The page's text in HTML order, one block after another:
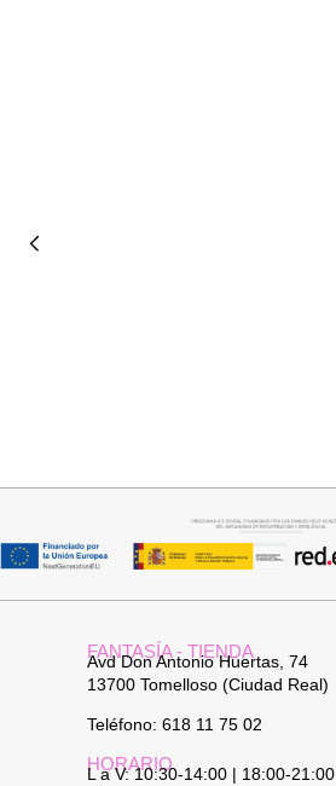
FANTASÍA - TIENDA
Avd Don Antonio Huertas, 74
13700 Tomelloso (Ciudad Real)
Teléfono: 618 11 75 02
HORARIO
L a V: 10:30-14:00 | 18:00-21:00